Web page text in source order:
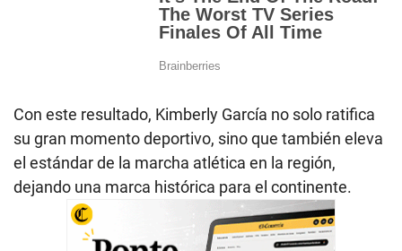
Con este resultado, Kimberly García no solo ratifica
su gran momento deportivo, sino que también eleva
el estándar de la marcha atlética en la región,
dejando una marca histórica para el continente.